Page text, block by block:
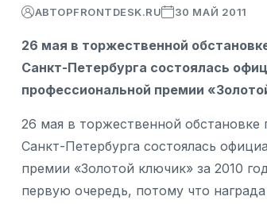
АВТОРFRONTDESK.RU 30 МАЙ 2011
26 мая в торжественной
Санкт-Петербурга состоялась
профессиональной премии
26 мая в торжественной обстановке
Санкт-Петербурга состоялась
премии «Золотой ключик» за 2010
первую очередь, потому что